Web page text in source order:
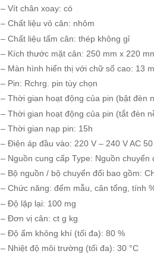
– Vít chân xoay: có
– Chất liệu vỏ cân: nhôm
– Chất liệu tấm cân: thép không gỉ
– Kích thước mặt cân: 250 mm x 220
– Màn hình hiển thị với chữ số cao: 13
– Pin: Rchrg. pin tùy chọn
– Thời gian hoạt động của pin (bật đèn
– Thời gian hoạt động của pin (tắt đèn
– Thời gian nạp pin: 15h
– Điện áp đầu vào: 220 V – 240 V AC
– Nguồn cung cấp Type: Nguồn chuyển
– Bộ nguồn / bộ chuyển đổi bao gồm:
– Chức năng: đếm mẫu, cân tổng, tính
– Độ lặp lại: 100 mg
– Đơn vị cân: ct g kg
– Độ ẩm không khí (tối đa): 80 %
– Nhiệt độ môi trường (tối đa): 30 °C